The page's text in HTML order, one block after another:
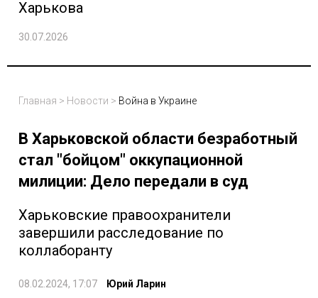
Харькова
30.07.2026
Главная > Новости > Война в Украине
В Харьковской области безработный
стал "бойцом" оккупационной
милиции: Дело передали в суд
Харьковские правоохранители
завершили расследование по
коллаборанту
08.02.2024, 17:07 Юрий Ларин